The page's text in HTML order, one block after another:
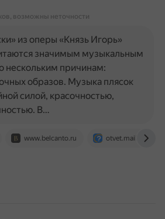
возможны неточности
www.belcanto.ru otvet.mail.ru
из оперы «Князь Игорь»
значимым музыкальным
нескольким причинам:
образов. Музыка плясок
силой, красочностью,
В…